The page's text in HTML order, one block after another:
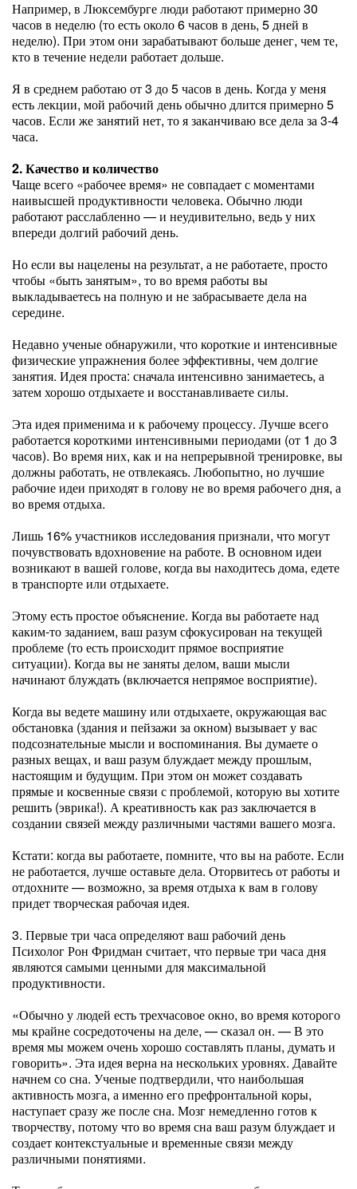
Например, в Люксембурге люди работают примерно 30
часов в неделю (то есть около 6 часов в день, 5 дней в
неделю). При этом они зарабатывают больше денег, чем те,
кто в течение недели работает дольше.
Я в среднем работаю от 3 до 5 часов в день. Когда у меня
есть лекции, мой рабочий день обычно длится примерно 5
часов. Если же занятий нет, то я заканчиваю все дела за 3-4
часа.
2. Качество и количество
Чаще всего «рабочее время» не совпадает с моментами
наивысшей продуктивности человека. Обычно люди
работают расслабленно — и неудивительно, ведь у них
впереди долгий рабочий день.
Но если вы нацелены на результат, а не работаете, просто
чтобы «быть занятым», то во время работы вы
выкладываетесь на полную и не забрасываете дела на
середине.
Недавно ученые обнаружили, что короткие и интенсивные
физические упражнения более эффективны, чем долгие
занятия. Идея проста: сначала интенсивно занимаетесь, а
затем хорошо отдыхаете и восстанавливаете силы.
Эта идея применима и к рабочему процессу. Лучше всего
работается короткими интенсивными периодами (от 1 до 3
часов). Во время них, как и на непрерывной тренировке, вы
должны работать, не отвлекаясь. Любопытно, но лучшие
рабочие идеи приходят в голову не во время рабочего дня, а
во время отдыха.
Лишь 16% участников исследования признали, что могут
почувствовать вдохновение на работе. В основном идеи
возникают в вашей голове, когда вы находитесь дома, едете
в транспорте или отдыхаете.
Этому есть простое объяснение. Когда вы работаете над
каким-то заданием, ваш разум сфокусирован на текущей
проблеме (то есть происходит прямое восприятие
ситуации). Когда вы не заняты делом, ваши мысли
начинают блуждать (включается непрямое восприятие).
Когда вы ведете машину или отдыхаете, окружающая вас
обстановка (здания и пейзажи за окном) вызывает у вас
подсознательные мысли и воспоминания. Вы думаете о
разных вещах, и ваш разум блуждает между прошлым,
настоящим и будущим. При этом он может создавать
прямые и косвенные связи с проблемой, которую вы хотите
решить (эврика!). А креативность как раз заключается в
создании связей между различными частями вашего мозга.
Кстати: когда вы работаете, помните, что вы на работе. Если
не работается, лучше оставьте дела. Оторвитесь от работы и
отдохните — возможно, за время отдыха к вам в голову
придет творческая рабочая идея.
3. Первые три часа определяют ваш рабочий день
Психолог Рон Фридман считает, что первые три часа дня
являются самыми ценными для максимальной
продуктивности.
«Обычно у людей есть трехчасовое окно, во время которого
мы крайне сосредоточены на деле, — сказал он. — В это
время мы можем очень хорошо составлять планы, думать и
говорить». Эта идея верна на нескольких уровнях. Давайте
начнем со сна. Ученые подтвердили, что наибольшая
активность мозга, а именно его префронтальной коры,
наступает сразу же после сна. Мозг немедленно готов к
творчеству, потому что во время сна ваш разум блуждает и
создает контекстуальные и временные связи между
различными понятиями.